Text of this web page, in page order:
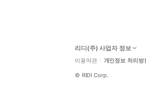
리디(주) 사업자 정보
이용약관 개인정보 처리방
© RIDI Corp.